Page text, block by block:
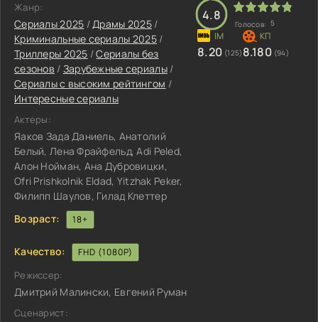
Жанр:
Сериалы 2025 /Драмы 2025 /
Криминальные сериалы 2025 /
Триллеры 2025 /Сериалы без
сезонов / Зарубежные сериалы/
Сериалы с высоким рейтингом /
Интересные сериалы
Актеры:
Яаков Зада Даниель, Анатолий
Белый, Лена Фрайфельд, Adi Peled,
Алон Нойман, Ана Дубровицки,
Ofri Prishkolnik Eldad, Yitzhak Peker,
Филипп Шаулов, Гилад Клеттер
Возраст:
18+
4.8
Голосов: 5
8.20 (125) 8.180 (94)
Качество: FHD (1080P)
Режиссер:
Дмитрий Малински, Евгений Руман
Сценарист: